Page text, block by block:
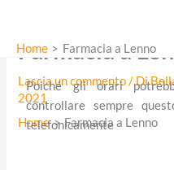
contenuto
Home Farmacia a Lenno
Farmacia a
Lascia un commento / Di
2021
Home
Farmacia a Lenno
Domenica: chiuso
Poiché gli orari
controllare sempre
telefonicamente